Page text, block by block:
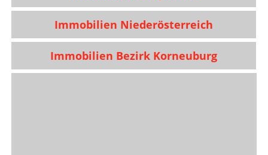
Immobilien Niederösterreich
Immobilien Bezirk Korneuburg